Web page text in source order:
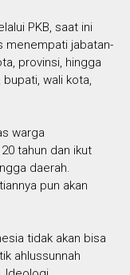
PKB, saat ini
menempati jabatan-
provinsi, hingga
wali kota,
warga
tahun dan ikut
daerah.
pun akan
tidak akan bisa
ahlussunnah